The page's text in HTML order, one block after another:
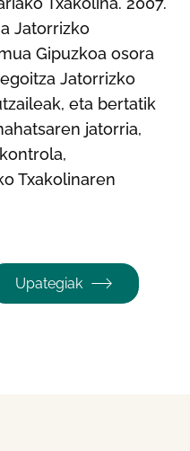
Jatorrizko
Gipuzkoa osora
Jatorrizko
eta bertatik
jatorria,
Txakolinaren
Upategiak